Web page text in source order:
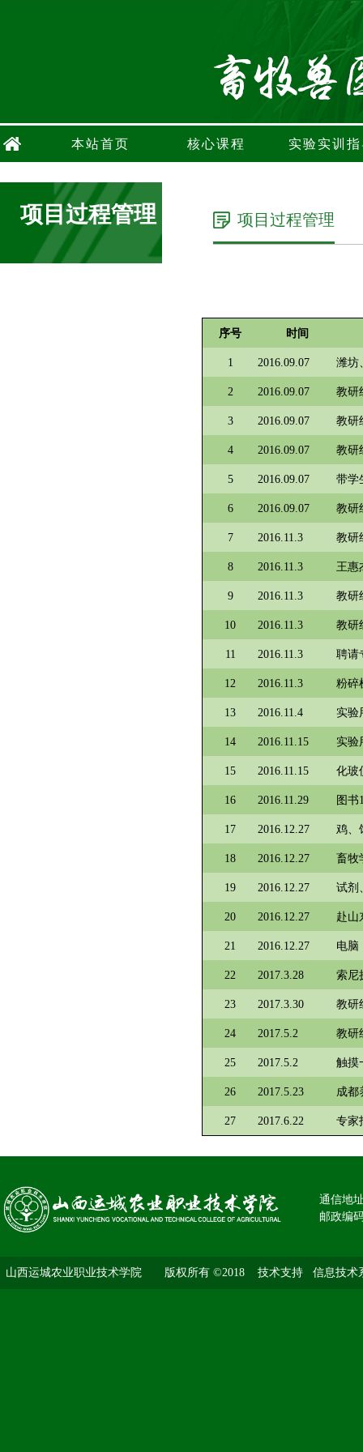
本站首页 核心课程 实验实训
项目过程管理 项目过程管理
序号 时间
1 2016.09.07 潍坊
2 2016.09.07 教研
3 2016.09.07 教研
4 2016.09.07 教研
5 2016.09.07 带学
6 2016.09.07 教研
7 2016.11.3 教研
8 2016.11.3 王惠
9 2016.11.3 教研
10 2016.11.3 教研
11 2016.11.3 聘请
12 2016.11.3 粉碎
13 2016.11.4 实验
14 2016.11.15 实验
15 2016.11.15 化玻
16 2016.11.29 图书
17 2016.12.27 鸡、
18 2016.12.27 畜牧
19 2016.12.27 试剂
20 2016.12.27 赴山
21 2016.12.27 电脑
22 2017.3.28 索尼
23 2017.3.30 教研
24 2017.5.2 教研
25 2017.5.2 触摸
26 2017.5.23 成都
27 2017.6.22 专家
通信地
邮政编
山西运城农业职业技术学院 版权所有 ©2018 技术支持 信息技术